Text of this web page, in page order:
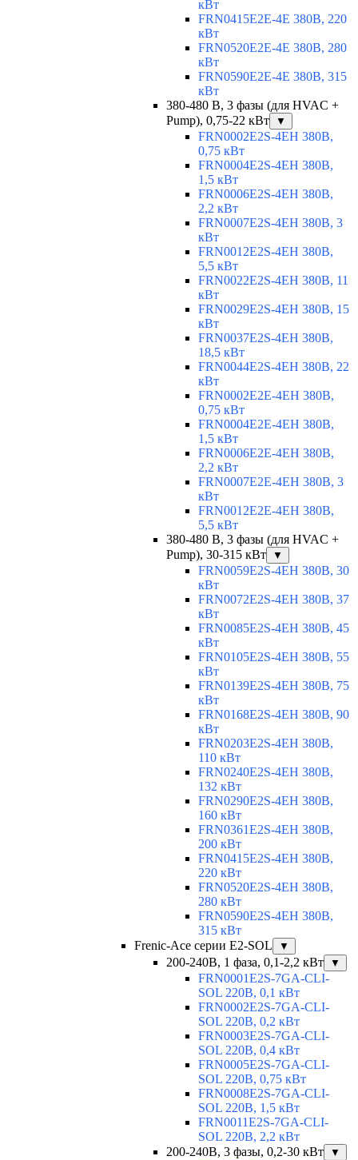
кВт
FRN0415E2E-4E 380В, 220
кВт
FRN0520E2E-4E 380В, 280
кВт
FRN0590E2E-4E 380В, 315
кВт
380-480 В, 3 фазы (для HVAC +
Pump), 0,75-22 кВт
▼
FRN0002E2S-4EH 380В,
0,75 кВт
FRN0004E2S-4EH 380В,
1,5 кВт
FRN0006E2S-4EH 380В,
2,2 кВт
FRN0007E2S-4EH 380В, 3
кВт
FRN0012E2S-4EH 380В,
5,5 кВт
FRN0022E2S-4EH 380В, 11
кВт
FRN0029E2S-4EH 380В, 15
кВт
FRN0037E2S-4EH 380В,
18,5 кВт
FRN0044E2S-4EH 380В, 22
кВт
FRN0002E2E-4EH 380В,
0,75 кВт
FRN0004E2E-4EH 380В,
1,5 кВт
FRN0006E2E-4EH 380В,
2,2 кВт
FRN0007E2E-4EH 380В, 3
кВт
FRN0012E2E-4EH 380В,
5,5 кВт
380-480 В, 3 фазы (для HVAC +
Pump), 30-315 кВт
▼
FRN0059E2S-4EH 380В, 30
кВт
FRN0072E2S-4EH 380В, 37
кВт
FRN0085E2S-4EH 380В, 45
кВт
FRN0105E2S-4EH 380В, 55
кВт
FRN0139E2S-4EH 380В, 75
кВт
FRN0168E2S-4EH 380В, 90
кВт
FRN0203E2S-4EH 380В,
110 кВт
FRN0240E2S-4EH 380В,
132 кВт
FRN0290E2S-4EH 380В,
160 кВт
FRN0361E2S-4EH 380В,
200 кВт
FRN0415E2S-4EH 380В,
220 кВт
FRN0520E2S-4EH 380В,
280 кВт
FRN0590E2S-4EH 380В,
315 кВт
Frenic-Ace серии E2-SOL
▼
200-240В, 1 фаза, 0,1-2,2 кВт ▼
FRN0001E2S-7GA-CLI-
SOL 220В, 0,1 кВт
FRN0002E2S-7GA-CLI-
SOL 220В, 0,2 кВт
FRN0003E2S-7GA-CLI-
SOL 220В, 0,4 кВт
FRN0005E2S-7GA-CLI-
SOL 220В, 0,75 кВт
FRN0008E2S-7GA-CLI-
SOL 220В, 1,5 кВт
FRN0011E2S-7GA-CLI-
SOL 220В, 2,2 кВт
200-240В, 3 фазы, 0,2-30 кВт
▼